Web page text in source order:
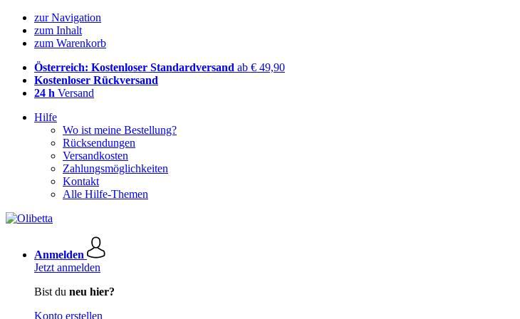
zur Navigation
zum Inhalt
zum Warenkorb
Österreich: Kostenloser Standardversand ab € 49,90
Kostenloser Rückversand
24 h Versand
Hilfe
Wo ist meine Bestellung?
Rücksendungen
Versandkosten
Zahlungsmöglichkeiten
Kontakt
Alle Hilfe-Themen
Anmelden
Jetzt anmelden
Bist du neu hier?
Konto erstellen